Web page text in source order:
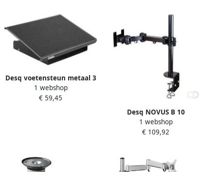
Desq voetensteun metaal 3
hoogte standen heavy duty
zwart
1 webshop
€ 59,45
Desq NOVUS B 10
Professional
1 webshop
€ 109,92